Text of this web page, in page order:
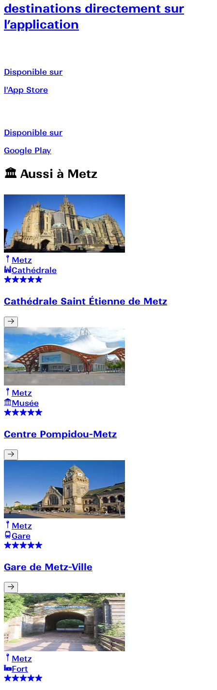
destinations directement sur
l’application
Disponible sur
l'App Store
Disponible sur
Google Play
🏛️️ Aussi à Metz
Metz
Cathédrale
Cathédrale Saint Étienne de Metz
Metz
Musée
Centre Pompidou-Metz
Metz
Gare
Gare de Metz-Ville
Metz
Fort